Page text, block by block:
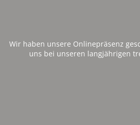
Wir haben unsere Onlinepräsenz
uns bei unseren langjährigen